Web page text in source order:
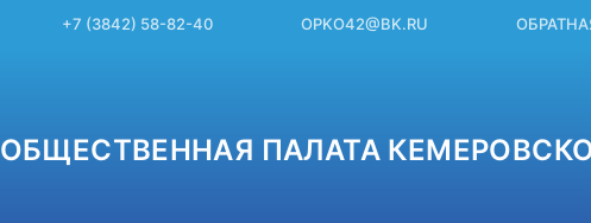
+7 (3842) 58-82-40 OPKO42@BK.RU
ОБЩЕСТВЕННАЯ ПАЛАТА